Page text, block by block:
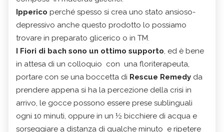
Ipperico perché spesso si crea uno stato ansioso-
depressivo anche questo prodotto lo possiamo
trovare in preparato glicerico o in TM.
I Fiori di bach sono un ottimo supporto, ed è bene
in attesa di un colloquio con una floriterapeuta,
portare con se una boccetta di Rescue Remedy da
prendere appena si ha la percezione della crisi in
arrivo, le gocce possono essere prese sublinguali
ogni 10 minuti, oppure in un ½ bicchiere di acqua e
sorseggiare a distanza di qualche minuto e ripetere